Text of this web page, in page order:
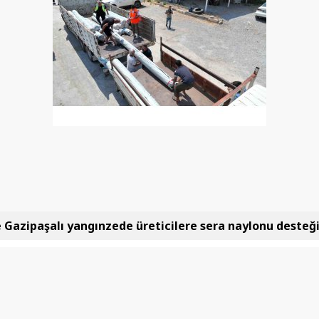
Gazipaşalı yangınzede üreticilere sera naylonu desteği